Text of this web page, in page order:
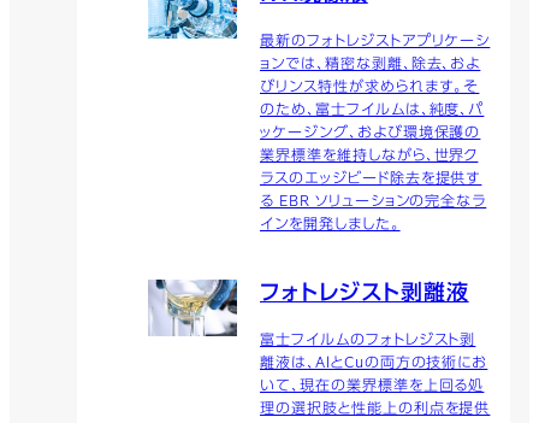
最新のフォトレジストアプリケーシ
ョンでは、精密な剥離、除去、およ
びリンス特性が求められます。そ
のため、富士フイルムは、純度、パ
ッケージング、および環境保護の
業界標準を維持しながら、世界ク
ラスのエッジビード除去を提供す
る EBR ソリューションの完全なラ
インを開発しました。
フォトレジスト剥離液
富士フイルムのフォトレジスト剥
離液は、AlとCuの両方の技術にお
いて、現在の業界標準を上回る処
理の選択肢と性能上の利点を提供